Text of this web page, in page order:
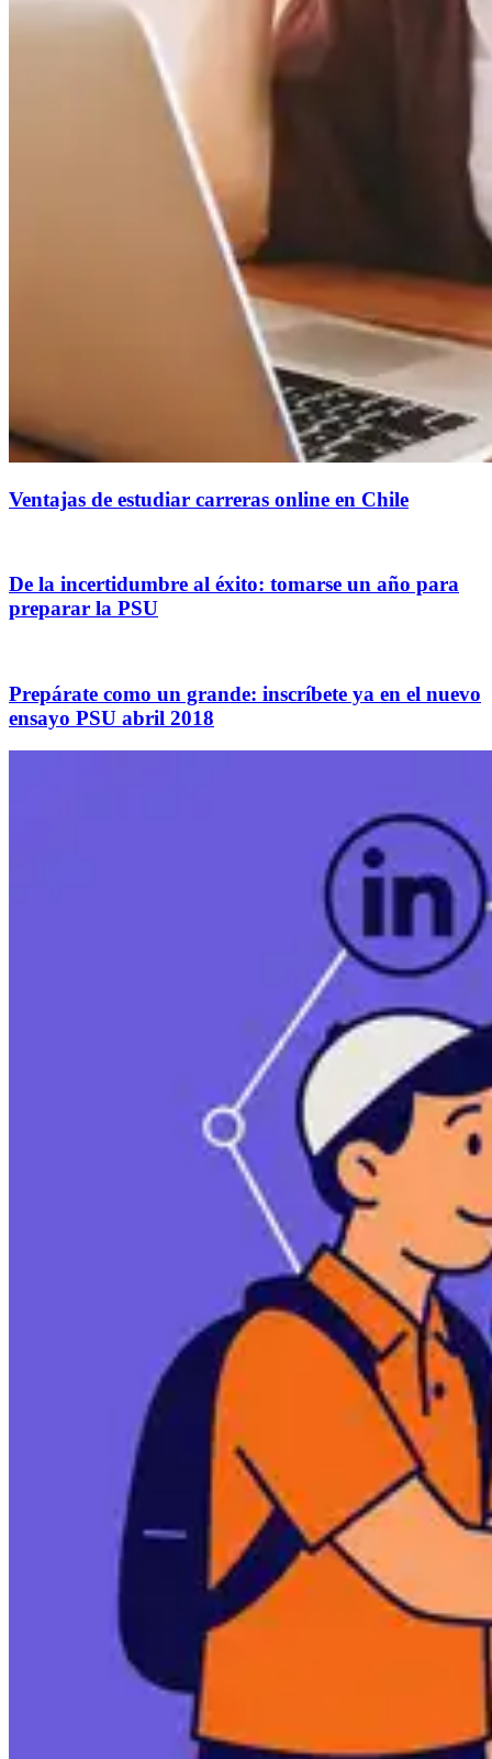
Ventajas de estudiar carreras online en Chile
De la incertidumbre al éxito: tomarse un año para
preparar la PSU
Prepárate como un grande: inscríbete ya en el nuevo
ensayo PSU abril 2018